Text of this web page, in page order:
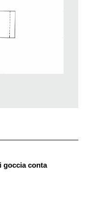
la parte superiore a
goccia conta